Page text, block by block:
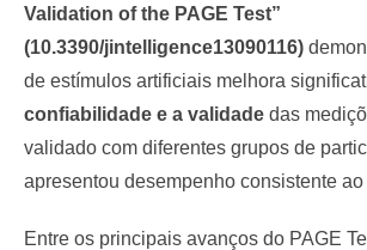
Validation of the PAGE Test”
(10.3390/jintelligence13090116)
de estímulos artificiais melhora
confiabilidade e a validade das
validado com diferentes grupos de
apresentou desempenho consistente
Entre os principais avanços do PAGE